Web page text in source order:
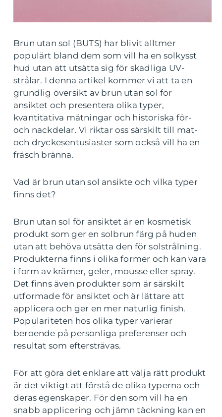
Brun utan sol (BUTS) har blivit alltmer
populärt bland dem som vill ha en solkysst
hud utan att utsätta sig för skadliga UV-
strålar. I denna artikel kommer vi att ta en
grundlig översikt av brun utan sol för
ansiktet och presentera olika typer,
kvantitativa mätningar och historiska för-
och nackdelar. Vi riktar oss särskilt till mat-
och dryckesentusiaster som också vill ha en
fräsch bränna.
Vad är brun utan sol ansikte och vilka typer
finns det?
Brun utan sol för ansiktet är en kosmetisk
produkt som ger en solbrun färg på huden
utan att behöva utsätta den för solstrålning.
Produkterna finns i olika former och kan vara
i form av krämer, geler, mousse eller spray.
Det finns även produkter som är särskilt
utformade för ansiktet och är lättare att
applicera och ger en mer naturlig finish.
Populariteten hos olika typer varierar
beroende på personliga preferenser och
resultat som eftersträvas.
För att göra det enklare att välja rätt produkt
är det viktigt att förstå de olika typerna och
deras egenskaper. För den som vill ha en
snabb applicering och jämn täckning kan en